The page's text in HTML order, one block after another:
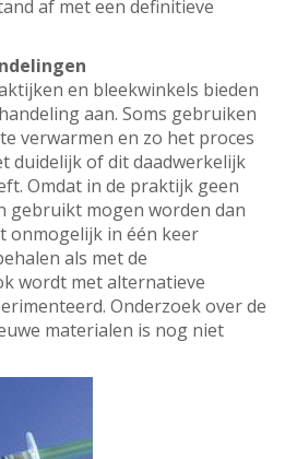
af met een definitieve
en bleekwinkels bieden
aan. Soms gebruiken
verwarmen en zo het proces
duidelijk of dit daadwerkelijk
Omdat in de praktijk geen
gebruikt mogen worden dan
onmogelijk in één keer
als met de
wordt met alternatieve
Onderzoek over de
materialen is nog niet